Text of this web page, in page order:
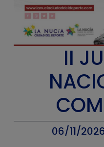
II
06/11/